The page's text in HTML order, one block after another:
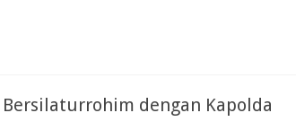
dengan Kapolda